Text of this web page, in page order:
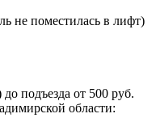
не поместилась в лифт)
подъезда от 500 руб.
области: